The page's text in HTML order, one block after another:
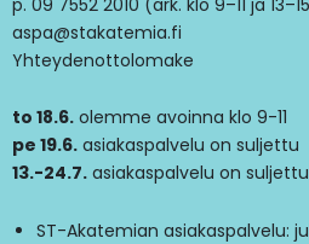
aspa@stakatemia.fi
Yhteydenottolomake
to 18.6. olemme avoinna klo 9-11
pe 19.6. asiakaspalvelu on suljettu
13.-24.7. asiakaspalvelu on suljettu
ST-Akatemian asiakaspalvelu: